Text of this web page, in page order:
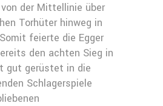
der Mittellinie über
Torhüter hinweg in
feierte die Egger
den achten Sieg in
gut gerüstet in die
Schlagerspiele